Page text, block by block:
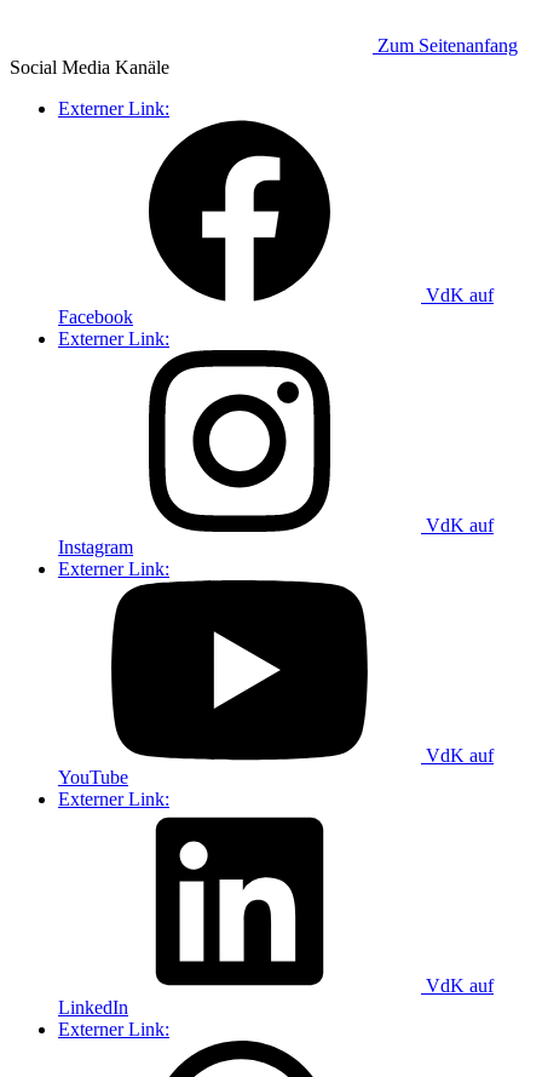
Zum Seitenanfang
Social Media Kanäle
Externer Link:
VdK auf
Facebook
Externer Link:
VdK auf
Instagram
Externer Link:
VdK auf
YouTube
Externer Link:
VdK auf
LinkedIn
Externer Link: